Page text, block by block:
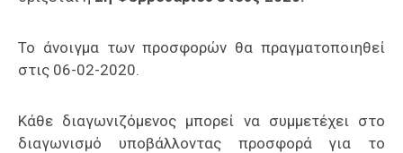
Το άνοιγμα των προσφορών θα πραγματοποιηθεί
στις 06-02-2020.
Κάθε διαγωνιζόμενος μπορεί να συμμετέχει στο
διαγωνισμό υποβάλλοντας προσφορά για το